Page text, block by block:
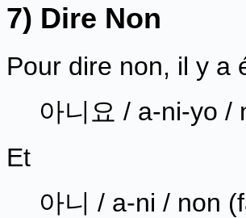
7) Dire Non
Pour dire non, il y a
아니요 / a-ni-yo /
Et
아니 / a-ni / non